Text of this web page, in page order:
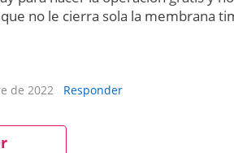
no le cierra sola la membrana
de 2022 Responder